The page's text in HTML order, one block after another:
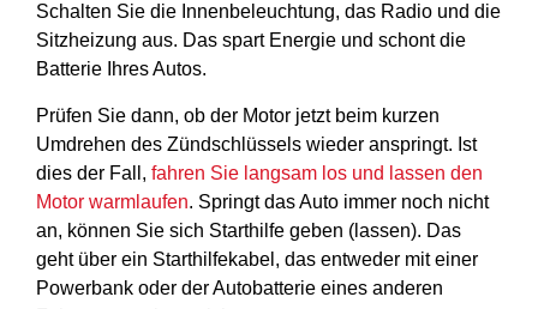
Schalten Sie die Innenbeleuchtung, das Radio und die
Sitzheizung aus. Das spart Energie und schont die
Batterie Ihres Autos.
Prüfen Sie dann, ob der Motor jetzt beim kurzen
Umdrehen des Zündschlüssels wieder anspringt. Ist
dies der Fall, fahren Sie langsam los und lassen den
Motor warmlaufen. Springt das Auto immer noch nicht
an, können Sie sich Starthilfe geben (lassen). Das
geht über ein Starthilfekabel, das entweder mit einer
Powerbank oder der Autobatterie eines anderen